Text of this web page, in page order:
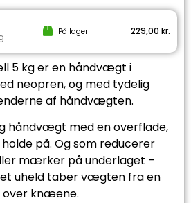
På lager 229,00 kr.
5 kg er en håndvægt i
neopren, og med tydelig
af håndvægten.
håndvægt med en overflade,
på. Og som reducerer
mærker på underlaget –
uheld taber vægten fra en
over knæene.